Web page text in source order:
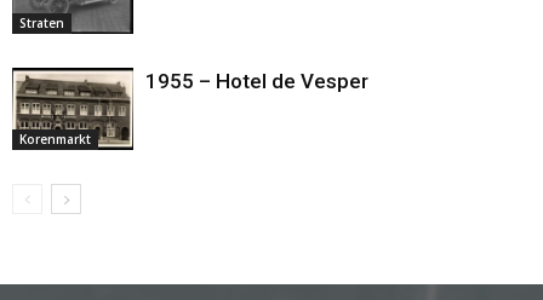
Straten
Korenmarkt
1955 – Hotel de Vesper